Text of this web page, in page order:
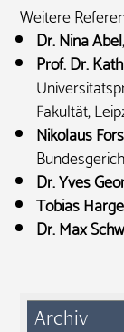
Weitere
Dr. Nina Abel
Prof. Dr.
Fakultät,
Nikolaus
Dr. Yves
Tobias
Dr. Max
Archiv